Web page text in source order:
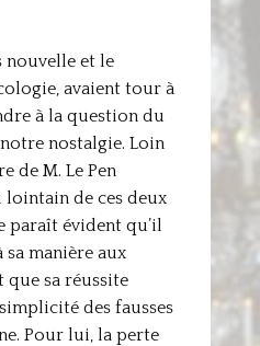
nouvelle et le
avaient tour à
à la question du
nostalgie. Loin
de M. Le Pen
de ces deux
paraît évident qu’il
manière aux
que sa réussite
des fausses
Pour lui, la perte